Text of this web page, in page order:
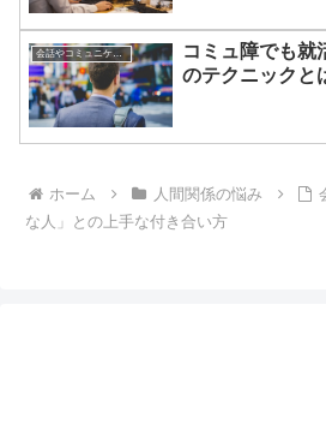
会話やコミュニケーションの悩み
コミュ障でも就
のテクニックと
ホーム 人間関係の悩み
な人」との上手な付き合い方